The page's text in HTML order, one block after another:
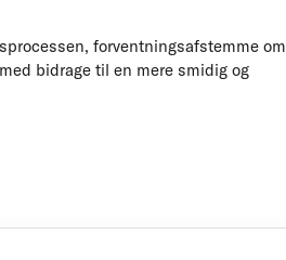
forventningsafstemme om
bidrage til en mere smidig og